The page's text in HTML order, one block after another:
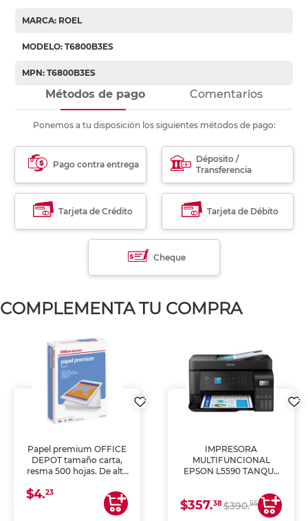
MARCA: ROEL
MODELO: T6800B3ES
MPN: T6800B3ES
Métodos de pago Comentarios
Ponemos a tu disposición los siguientes métodos de pago:
Pago contra entrega
Déposito /
Transferencia
Tarjeta de Crédito Tarjeta de Débito
Cheque
COMPLEMENTA TU COMPRA
Papel premium OFFICE
DEPOT tamaño carta,
resma 500 hojas. De alta
uniforme, ideal para
impresoras de inyección
de tinta y láser,
$4.23
IMPRESORA
MULTIFUNCIONAL
EPSON L5590 TANQUE
COPIA Y ESCANEA)
$357.38$390.55